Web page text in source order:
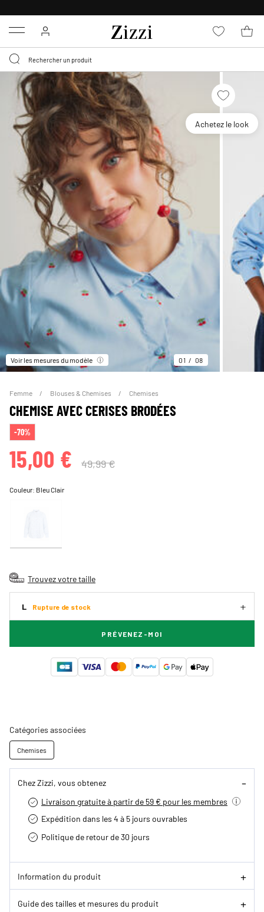
Menu
Achetez le look
Voir les mesures du modèle 01 08
Femme Blouses & Chemises Chemises
CHEMISE AVEC CERISES BRODÉES
-70%
15,00 € 49,99 €
Couleur: Bleu Clair
Trouvez votre taille
L Rupture de stock
PRÉVENEZ-MOI
Catégories associées
Chemises
Chez Zizzi, vous obtenez
Livraison gratuite à partir de 59 € pour les membres
Expédition dans les 4 à 5 jours ouvrables
Politique de retour de 30 jours
Information du produit
Guide des tailles et mesures du produit